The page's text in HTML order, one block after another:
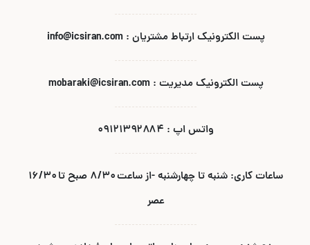
پست الکترونیک ارتباط مشتریان : info@icsiran.com
پست الکترونیک مدیریت : mobaraki@icsiran.com
واتس اپ : ۰۹۱۲۱۳۹۲۸۸۴
ساعات کاری: شنبه تا چهارشنبه -از ساعت ۸/۳۰ صبح تا ۱۶/۳۰
عصر